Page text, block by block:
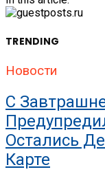
TRENDING
Новости
С
Остались
Карте